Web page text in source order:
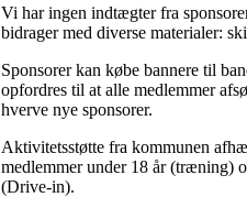
Vi har ingen indtægter fra
bidrager med diverse materialer:
Sponsorer kan købe bannere til
opfordres til at alle medlemmer
hverve nye sponsorer.
Aktivitetsstøtte fra kommunen
medlemmer under 18 år (træning)
(Drive-in).